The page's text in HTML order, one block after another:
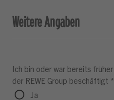
Weitere Angaben
Ich bin oder war bereits
der REWE Group beschäftigt *
Ja